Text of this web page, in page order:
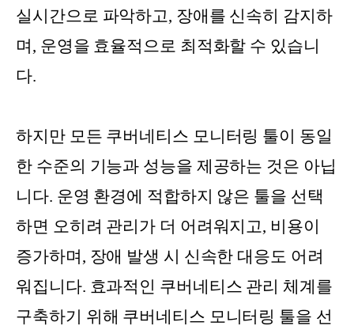
실시간으로 파악하고, 장애를 신속히 감지하
며, 운영을 효율적으로 최적화할 수 있습니
다.
하지만 모든 쿠버네티스 모니터링 툴이 동일
한 수준의 기능과 성능을 제공하는 것은 아닙
니다. 운영 환경에 적합하지 않은 툴을 선택
하면 오히려 관리가 더 어려워지고, 비용이
증가하며, 장애 발생 시 신속한 대응도 어려
워집니다. 효과적인 쿠버네티스 관리 체계를
구축하기 위해 쿠버네티스 모니터링 툴을 선